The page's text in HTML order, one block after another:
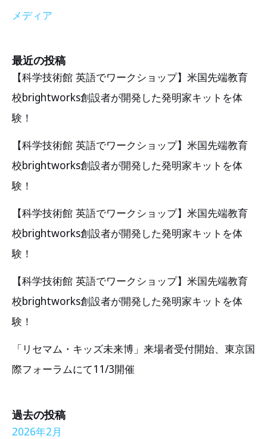
メディア
最近の投稿
【科学技術館 英語でワークショップ】米国先端教育
校brightworks創設者が開発した発明家キットを体
験！
【科学技術館 英語でワークショップ】米国先端教育
校brightworks創設者が開発した発明家キットを体
験！
【科学技術館 英語でワークショップ】米国先端教育
校brightworks創設者が開発した発明家キットを体
験！
【科学技術館 英語でワークショップ】米国先端教育
校brightworks創設者が開発した発明家キットを体
験！
「リセマム・キッズ未来博」来場者受付開始、東京国
際フォーラムにて11/3開催
過去の投稿
2026年2月